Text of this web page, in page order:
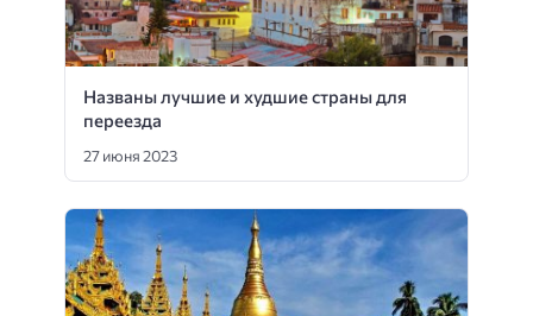
Названы лучшие и худшие страны для
переезда
27 июня 2023